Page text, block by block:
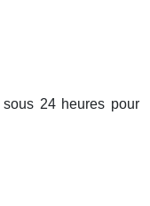
24 heures pour